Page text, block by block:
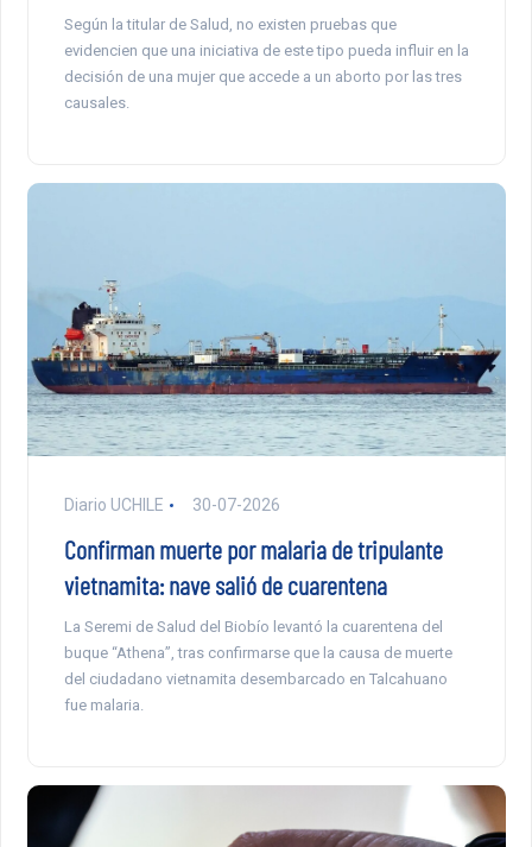
Según la titular de Salud, no existen pruebas que
evidencien que una iniciativa de este tipo pueda influir en la
decisión de una mujer que accede a un aborto por las tres
causales.
Diario UCHILE 30-07-2026
Confirman muerte por malaria de tripulante
vietnamita: nave salió de cuarentena
La Seremi de Salud del Biobío levantó la cuarentena del
buque “Athena”, tras confirmarse que la causa de muerte
del ciudadano vietnamita desembarcado en Talcahuano
fue malaria.